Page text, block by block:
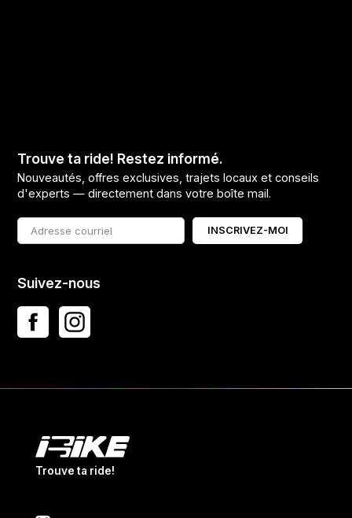
Trouve ta ride! Restez informé.
Nouveautés, offres exclusives, trajets locaux et conseils
d'experts — directement dans votre boîte mail.
INSCRIVEZ-MOI
Suivez-nous
Trouve ta ride!